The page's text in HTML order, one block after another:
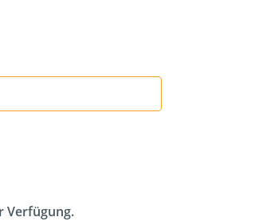
Verfügung.